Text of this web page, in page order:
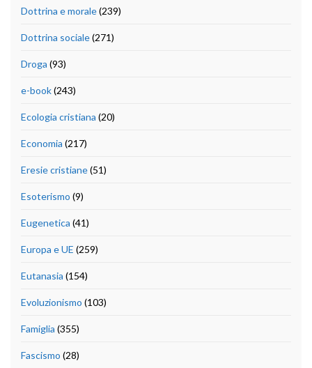
Dottrina e morale(239)
Dottrina sociale(271)
Droga (93)
e-book(243)
Ecologia cristiana (20)
Economia (217)
Eresie cristiane(51)
Esoterismo (9)
Eugenetica (41)
Europa e UE (259)
Eutanasia (154)
Evoluzionismo (103)
Famiglia (355)
Fascismo (28)